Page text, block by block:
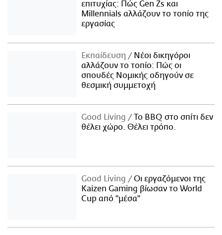
επιτυχίας: Πώς Gen Zs και
Millennials αλλάζουν το τοπίο της
εργασίας
Εκπαίδευση
Νέοι δικηγόροι
αλλάζουν το τοπίο: Πώς οι
σπουδές Νομικής οδηγούν σε
θεσμική συμμετοχή
Good Living
Το BBQ στο σπίτι δεν
θέλει χώρο. Θέλει τρόπο.
Good Living
Οι εργαζόμενοι της
Kaizen Gaming βίωσαν το World
Cup από "μέσα"